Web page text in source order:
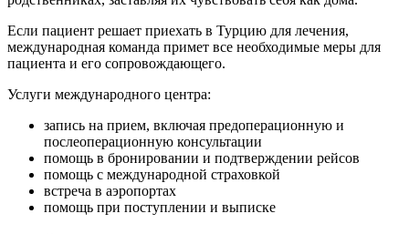
Если пациент решает приехать в Турцию для лечения,
международная команда примет все необходимые меры для
пациента и его сопровождающего.
Услуги международного центра:
запись на прием, включая предоперационную и
послеоперационную консультации
помощь в бронировании и подтверждении рейсов
помощь с международной страховкой
встреча в аэропортах
помощь при поступлении и выписке